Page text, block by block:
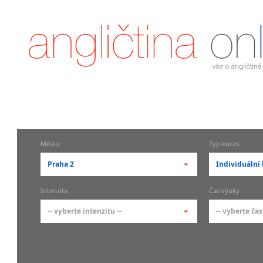
Město
Praha 2
-- vyberte město --
pražské městské části
Typ kurzu
Individuální
-- vyberte
Intenzita
-- vyberte intenzitu --
Čas výuky
-- vyberte